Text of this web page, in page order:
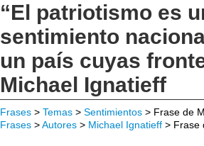
“El patriotismo es
sentimiento
un país cuyas
Michael Ignatieff
Frases > Temas > Sentimientos > Frase de
Frases >Autores > Michael Ignatieff > Frase